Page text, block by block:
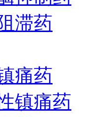
滞药
痛药
镇痛药